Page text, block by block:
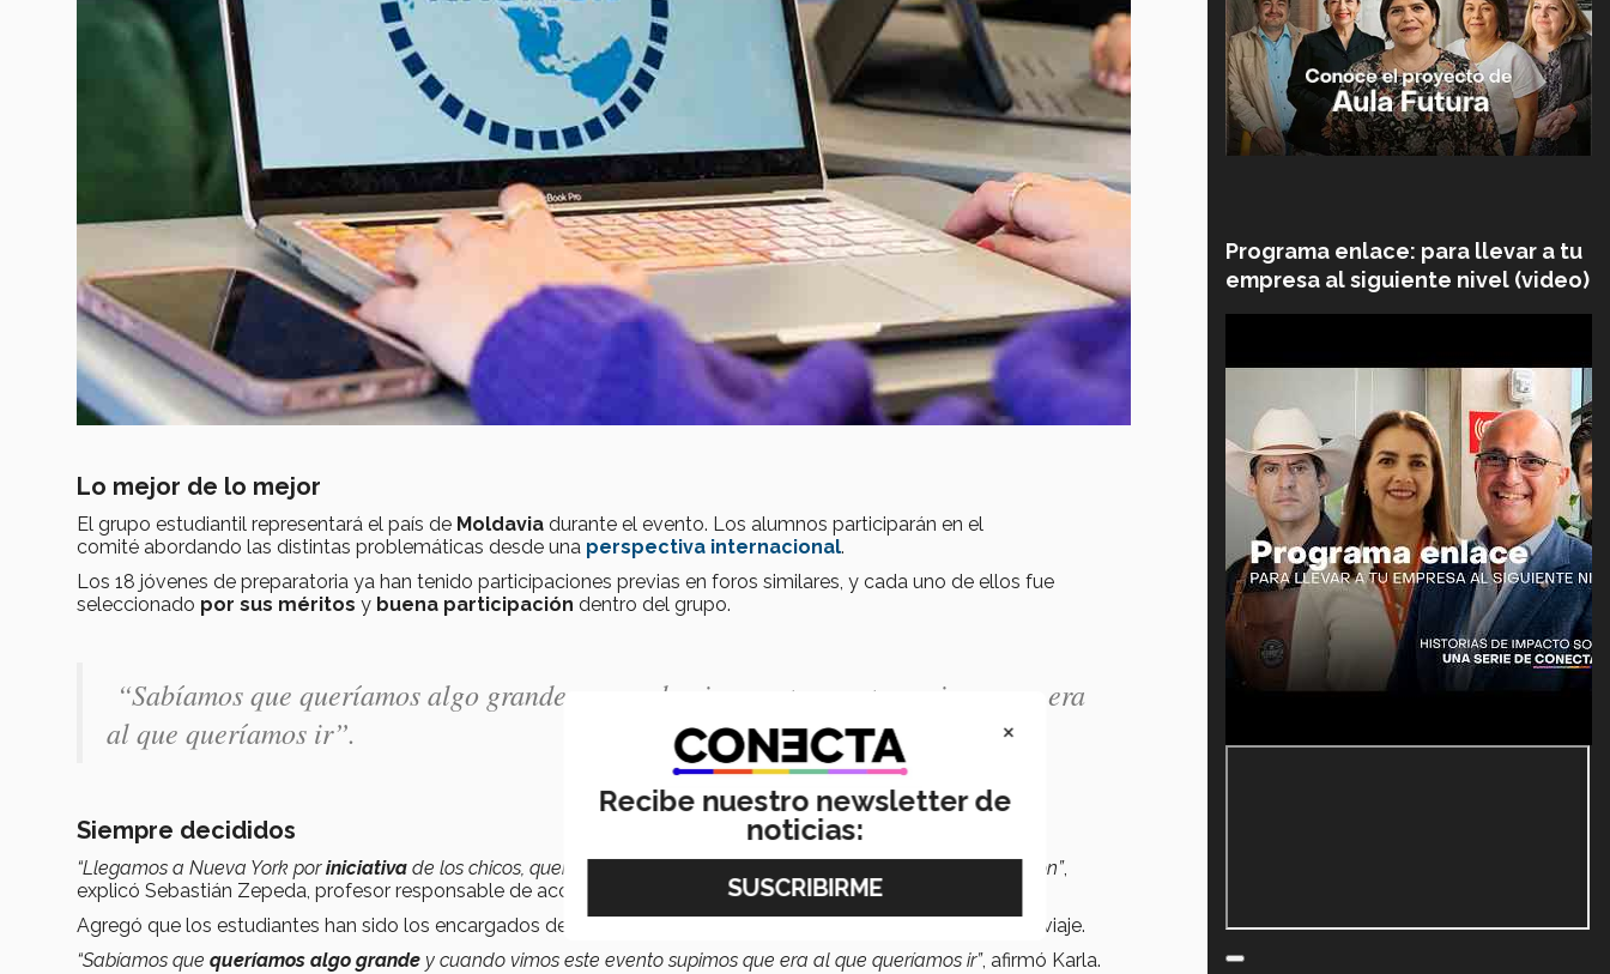
Lo mejor de lo mejor
El grupo estudiantil representará el país de Moldavia durante el evento. Los alumnos participarán en el
comité abordando las distintas problemáticas desde una perspectiva internacional.
Los 18 jóvenes de preparatoria ya han tenido participaciones previas en foros similares, y cada uno de ellos fue
seleccionado por sus méritos y buena participación dentro del grupo.
“Sabíamos que queríamos algo grande y cuando vimos este evento supimos que era
al que queríamos ir”.
Siempre decididos
“Llegamos a Nueva York poriniciativa de los chicos, querían un y lo lograron”,
explicó Sebastián Zepeda, profesor responsable de acompañar a la agrupación.
Agregó que los estudiantes han sido los encargados de conseguir todos los
para hacer posible este viaje.
“Sabíamos que queríamos algo grande y cuando vimos este evento supimos que era al que queríamos ir”, afirmó Karla.
Programa enlace: para llevar a tu
empresa al siguiente nivel (video)
×
Recibe nuestro newsletter de
noticias: